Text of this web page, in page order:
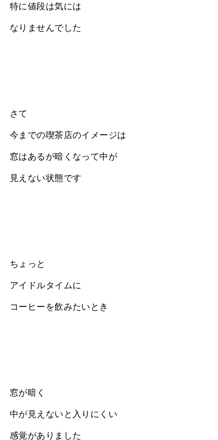
特に値段は気には
なりませんでした
さて
今までの喫茶店のイメージは
窓はあるが暗くなって中が
見えない状態です
ちょっと
アイドルタイムに
コーヒーを飲みたいとき
窓が暗く
中が見えないと入りにくい
感覚がありました